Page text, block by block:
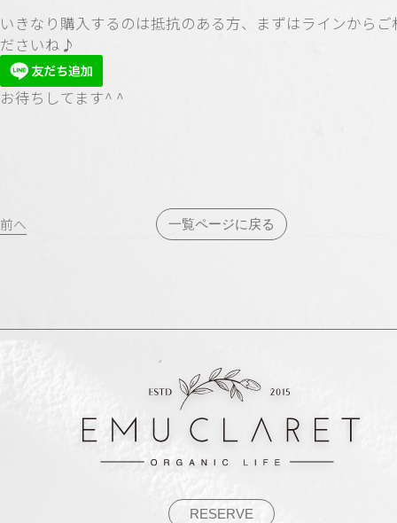
いきなり購入するのは抵抗のある方、まずはラインからご
ださいね♪
お待ちしてます^ ^
投
前へ 一覧ページに戻る
RESERVE